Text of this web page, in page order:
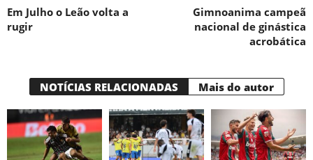
Em Julho o Leão volta a
rugir
Gimnoanima campeã
nacional de ginástica
acrobática
NOTÍCIAS RELACIONADAS Mais do autor